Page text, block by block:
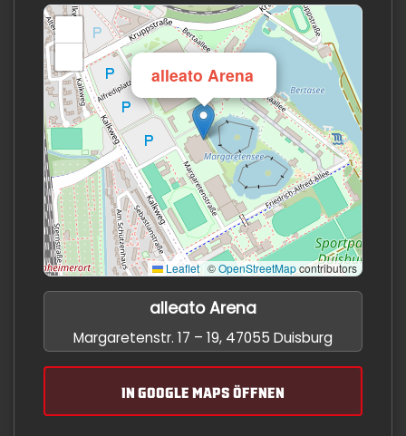
alleato Arena
Leaflet| ©OpenStreetMapcontributors
alleato Arena
Margaretenstr. 17 – 19, 47055 Duisburg
IN GOOGLE MAPS ÖFFNEN